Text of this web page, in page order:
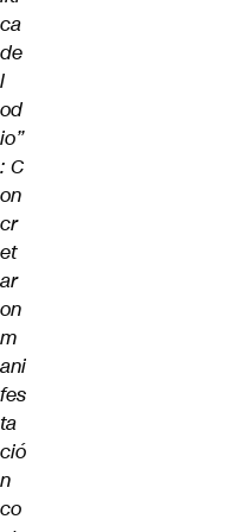
ca
de
l
od
io”
: C
on
cr
et
ar
on
m
ani
fes
ta
ció
n
co